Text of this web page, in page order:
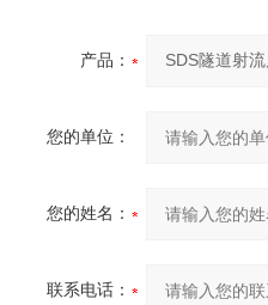
产品：
您的单位：
您的姓名：
联系电话：